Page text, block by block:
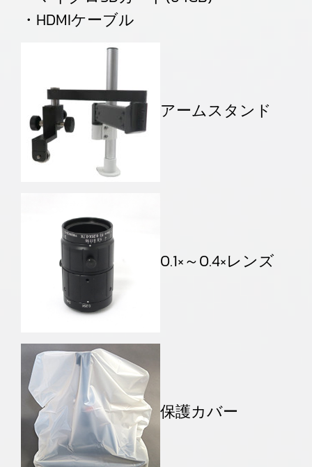
・HDMIケーブル
アームスタンド
0.1×～0.4×レンズ
保護カバー